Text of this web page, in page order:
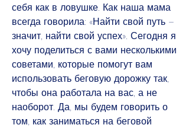
себя как в ловушке. Как наша мама
всегда говорила: «Найти свой путь –
значит, найти свой успех». Сегодня я
хочу поделиться с вами несколькими
советами, которые помогут вам
использовать беговую дорожку так,
чтобы она работала на вас, а не
наоборот. Да, мы будем говорить о
том, как заниматься на беговой